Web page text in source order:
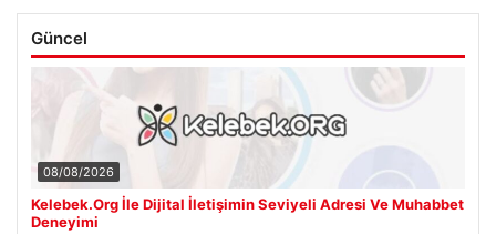
Güncel
08/08/2026
Kelebek.Org İle Dijital İletişimin Seviyeli Adresi Ve Muhabbet
Deneyimi